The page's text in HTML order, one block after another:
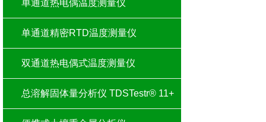
单通道热电偶温度测量仪
单通道精密RTD温度测量仪
双通道热电偶式温度测量仪
总溶解固体量分析仪 TDSTestr® 11+